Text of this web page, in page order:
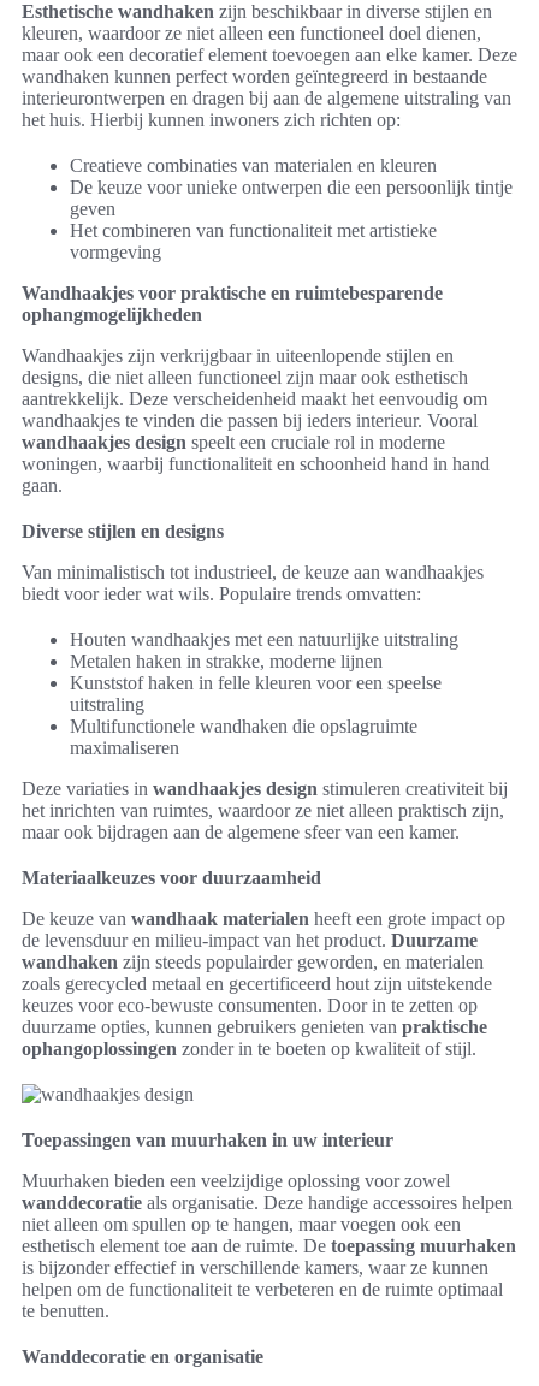
Esthetische wandhaken zijn beschikbaar in diverse stijlen en
kleuren, waardoor ze niet alleen een functioneel doel dienen,
maar ook een decoratief element toevoegen aan elke kamer. Deze
wandhaken kunnen perfect worden geïntegreerd in bestaande
interieurontwerpen en dragen bij aan de algemene uitstraling van
het huis. Hierbij kunnen inwoners zich richten op:
Creatieve combinaties van materialen en kleuren
De keuze voor unieke ontwerpen die een persoonlijk tintje
geven
Het combineren van functionaliteit met artistieke
vormgeving
Wandhaakjes voor praktische en ruimtebesparende
ophangmogelijkheden
Wandhaakjes zijn verkrijgbaar in uiteenlopende stijlen en
designs, die niet alleen functioneel zijn maar ook esthetisch
aantrekkelijk. Deze verscheidenheid maakt het eenvoudig om
wandhaakjes te vinden die passen bij ieders interieur. Vooral
wandhaakjes design speelt een cruciale rol in moderne
woningen, waarbij functionaliteit en schoonheid hand in hand
gaan.
Diverse stijlen en designs
Van minimalistisch tot industrieel, de keuze aan wandhaakjes
biedt voor ieder wat wils. Populaire trends omvatten:
Houten wandhaakjes met een natuurlijke uitstraling
Metalen haken in strakke, moderne lijnen
Kunststof haken in felle kleuren voor een speelse
uitstraling
Multifunctionele wandhaken die opslagruimte
maximaliseren
Deze variaties in wandhaakjes design stimuleren creativiteit bij
het inrichten van ruimtes, waardoor ze niet alleen praktisch zijn,
maar ook bijdragen aan de algemene sfeer van een kamer.
Materiaalkeuzes voor duurzaamheid
De keuze van wandhaak materialen heeft een grote impact op
de levensduur en milieu-impact van het product. Duurzame
wandhaken zijn steeds populairder geworden, en materialen
zoals gerecycled metaal en gecertificeerd hout zijn uitstekende
keuzes voor eco-bewuste consumenten. Door in te zetten op
duurzame opties, kunnen gebruikers genieten van praktische
ophangoplossingen zonder in te boeten op kwaliteit of stijl.
Toepassingen van muurhaken in uw interieur
Muurhaken bieden een veelzijdige oplossing voor zowel
wanddecoratie als organisatie. Deze handige accessoires helpen
niet alleen om spullen op te hangen, maar voegen ook een
esthetisch element toe aan de ruimte. De toepassing muurhaken
is bijzonder effectief in verschillende kamers, waar ze kunnen
helpen om de functionaliteit te verbeteren en de ruimte optimaal
te benutten.
Wanddecoratie en organisatie